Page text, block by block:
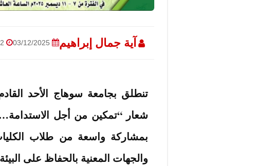
آية جمال إبراهيم
تنطلق بجامعة سوهاج الأحد
شعار “تمكين من أجل
بمشاركة واسعة من طلاب
والجهات المعنية بالحفاظ على